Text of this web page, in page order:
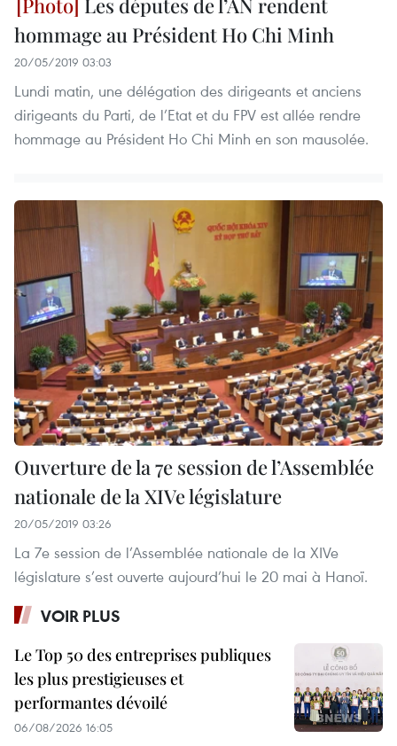
hommage au Président Ho Chi Minh
20/05/2019 03:03
Lundi matin, une délégation des dirigeants et anciens
dirigeants du Parti, de l’Etat et du FPV est allée rendre
hommage au Président Ho Chi Minh en son mausolée.
Ouverture de la 7e session de l’Assemblée
nationale de la XIVe législature
20/05/2019 03:26
La 7e session de l’Assemblée nationale de la XIVe
législature s’est ouverte aujourd’hui le 20 mai à Hanoï.
VOIR PLUS
Le Top 50 des entreprises publiques
les plus prestigieuses et
performantes dévoilé
06/08/2026 16:05